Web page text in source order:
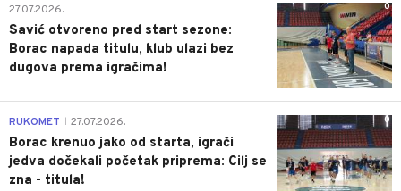
0
27.07.2026.
Savić otvoreno pred start sezone:
Borac napada titulu, klub ulazi bez
dugova prema igračima!
0
RUKOMET 27.07.2026.
Borac krenuo jako od starta, igrači
jedva dočekali početak priprema: Cilj se
zna - titula!